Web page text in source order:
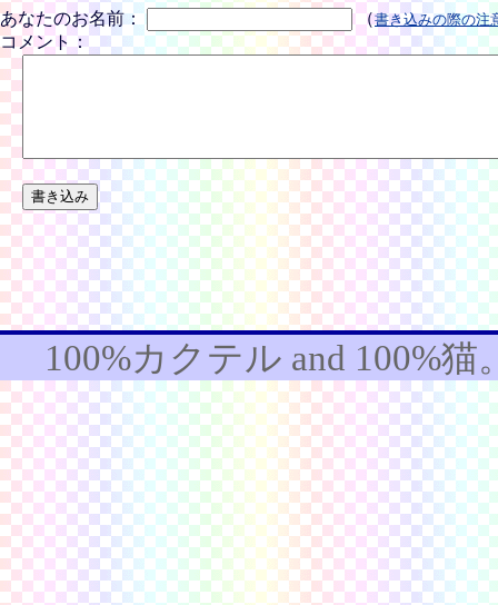
あなたのお名前： （書き込みの際の注
コメント：
100%カクテル and 100%猫